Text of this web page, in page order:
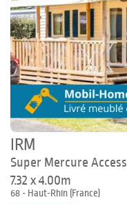
IRM
Super Mercure Access
7.32 x 4.00m
68 - Haut-Rhin (France)